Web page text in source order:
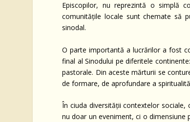
Episcopilor, nu reprezintă o simplă
comunitățile locale sunt chemate să
sinodal.
O parte importantă a lucrărilor a fost
final al Sinodului pe diferitele
pastorale. Din aceste mărturii se
de formare, de aprofundare a
În ciuda diversității contextelor sociale,
nu doar un eveniment, ci o dimensiune